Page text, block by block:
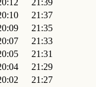
21:39
21:37
21:35
21:33
21:31
21:29
21:27